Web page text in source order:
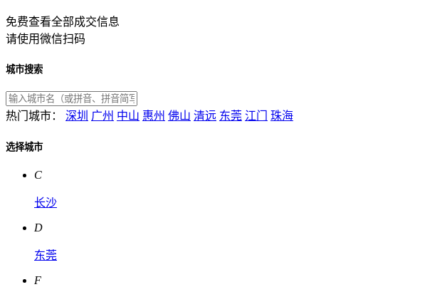
免费查看全部成交信息
请使用微信扫码
城市搜索
热门城市： 深圳 广州 中山 惠州 佛山 清远 东莞 江门 珠海
选择城市
C
长沙
D
东莞
F